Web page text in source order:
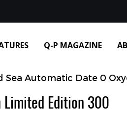
Q-P MAGAZINE
Sea Automatic Date 0
Limited Edition 300